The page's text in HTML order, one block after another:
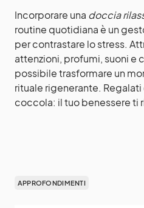
Incorporare una doccia
routine quotidiana è un
per contrastare lo stress.
attenzioni, profumi, suoni e
possibile trasformare un
rituale rigenerante.
coccola: il tuo benessere ti
APPROFONDIMENTI